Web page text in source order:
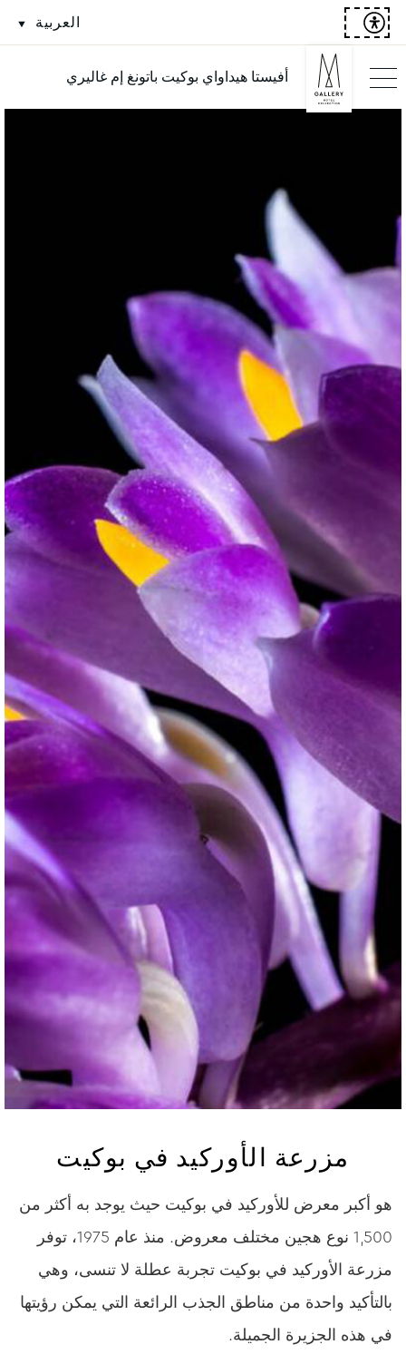
العربية
أفيستا هيداواي بوكيت باتونغ إم غاليري
مزرعة الأوركيد في بوكيت
هو أكبر معرض للأوركيد في بوكيت حيث يوجد به أكثر من
1,500 نوع هجين مختلف معروض. منذ عام 1975، توفر
مزرعة الأوركيد في بوكيت تجربة عطلة لا تنسى، وهي
بالتأكيد واحدة من مناطق الجذب الرائعة التي يمكن رؤيتها
في هذه الجزيرة الجميلة.